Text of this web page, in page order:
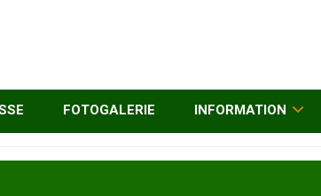
FOTOGALERIE INFORMATION